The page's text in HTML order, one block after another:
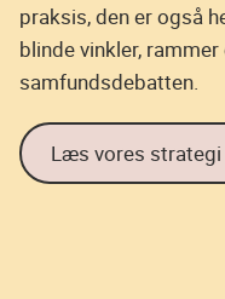
praksis, den er også
blinde vinkler,
samfundsdebatten.
Læs vores strategi